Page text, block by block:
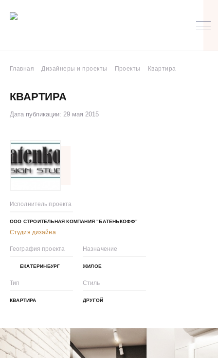
Главная Дизайнеры и проекты Проекты Квартира
КВАРТИРА
Дата публикации: 29 мая 2015
Исполнитель проекта
ООО СТРОИТЕЛЬНАЯ КОМПАНИЯ "БАТЕНЬКОФФ"
Студия дизайна
География проекта
ЕКАТЕРИНБУРГ
Назначение
ЖИЛОЕ
Тип
КВАРТИРА
Стиль
ДРУГОЙ